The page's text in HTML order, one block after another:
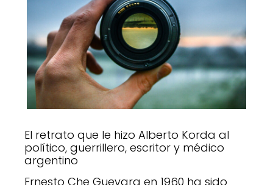
El retrato que le hizo Alberto Korda al
político, guerrillero, escritor y médico
argentino
Ernesto Che Guevara en 1960 ha sido